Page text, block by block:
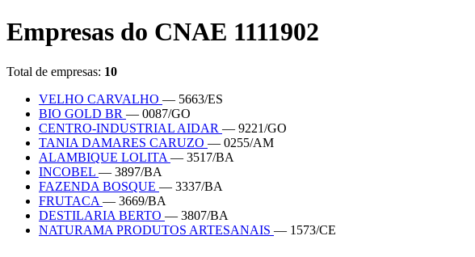
Empresas do CNAE 1111902
Total de empresas: 10
VELHO CARVALHO — 5663/ES
BIO GOLD BR — 0087/GO
CENTRO-INDUSTRIAL AIDAR — 9221/GO
TANIA DAMARES CARUZO — 0255/AM
ALAMBIQUE LOLITA — 3517/BA
INCOBEL — 3897/BA
FAZENDA BOSQUE — 3337/BA
FRUTACA — 3669/BA
DESTILARIA BERTO — 3807/BA
NATURAMA PRODUTOS ARTESANAIS — 1573/CE